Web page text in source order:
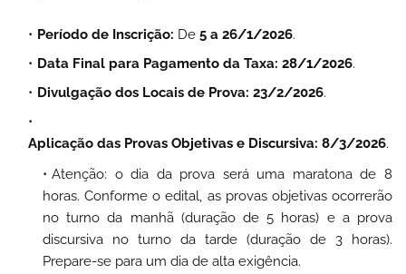
Período de Inscrição: De 5 a 26/1/2026.
Data Final para Pagamento da Taxa: 28/1/2026.
Divulgação dos Locais de Prova: 23/2/2026.
Aplicação das Provas Objetivas e Discursiva: 8/3/2026.
Atenção: o dia da prova será uma maratona de 8
horas. Conforme o edital, as provas objetivas ocorrerão
no turno da manhã (duração de 5 horas) e a prova
discursiva no turno da tarde (duração de 3 horas).
Prepare-se para um dia de alta exigência.